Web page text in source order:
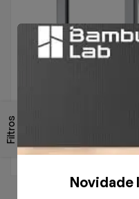
Filtros
Novidade